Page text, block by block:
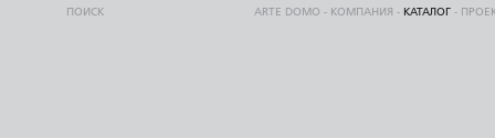
ПОИСК ARTE DOMO - КОМПАНИЯ - КАТАЛОГ -